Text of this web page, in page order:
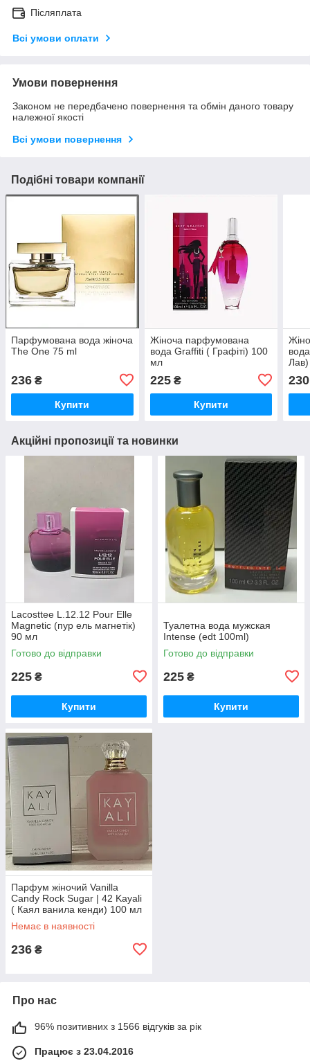
Післяплата
Всі умови оплати
Умови повернення
Законом не передбачено повернення та обмін даного товару
належної якості
Всі умови повернення
Подібні товари компанії
Парфумована вода жіноча
The One 75 ml
236 ₴
Купити
Жіноча парфумована
вода Graffiti ( Графіті) 100
мл
225₴
Купити
230
Акційні пропозиції та новинки
Lacosttee L.12.12 Pour Elle
Magnetic (пур ель магнетік)
90 мл
Готово до відправки
225 ₴
Купити
Туалетна вода мужская
Intense (edt 100ml)
Готово до відправки
225 ₴
Купити
Парфум жіночий Vanilla
Candy Rock Sugar | 42 Kayali
( Каял ванила кенди) 100 мл
Немає в наявності
236 ₴
Про нас
96% позитивних з 1566 відгуків за рік
Працює з 23.04.2016